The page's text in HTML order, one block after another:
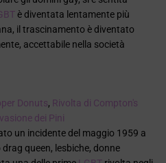
è diventata lentamente più
il trascinamento è diventato
accettabile nella società
Donuts, Rivolta di Compton's
dei Pini
un incidente del maggio 1959 a
queen, lesbiche, donne